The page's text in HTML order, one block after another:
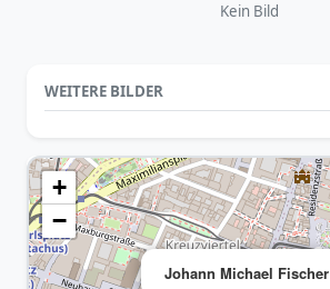
Kein Bild
WEITERE BILDER
Johann Michael Fischer
+
−